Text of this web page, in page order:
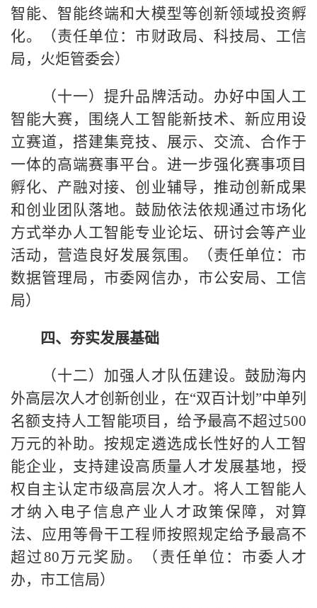
智能、智能终端和大模型等创新领域投资孵
化。（责任单位：市财政局、科技局、工信
局，火炬管委会）
（十一）提升品牌活动。办好中国人工
智能大赛，围绕人工智能新技术、新应用设
立赛道，搭建集竞技、展示、交流、合作于
一体的高端赛事平台。进一步强化赛事项目
孵化、产融对接、创业辅导，推动创新成果
和创业团队落地。鼓励依法依规通过市场化
方式举办人工智能专业论坛、研讨会等产业
活动，营造良好发展氛围。（责任单位：市
数据管理局，市委网信办，市公安局、工信
局）
四、夯实发展基础
（十二）加强人才队伍建设。鼓励海内
外高层次人才创新创业，在“双百计划”中单列
名额支持人工智能项目，给予最高不超过500
万元的补助。按规定遴选成长性好的人工智
能企业，支持建设高质量人才发展基地，授
权自主认定市级高层次人才。将人工智能人
才纳入电子信息产业人才政策保障，对算
法、应用等骨干工程师按照规定给予最高不
超过80万元奖励。（责任单位：市委人才
办，市工信局）